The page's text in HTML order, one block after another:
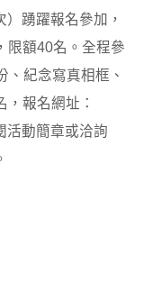
踴躍報名參加，
限額40名。全程參
、紀念寫真相框、
報名網址：
活動簡章或洽詢